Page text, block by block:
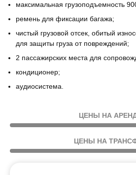
максимальная грузоподъемность
ремень для фиксации багажа;
чистый грузовой отсек, обитый
для защиты груза от повреждений;
2 пассажирских места для
кондиционер;
аудиосистема.
ЦЕНЫ НА
ЦЕНЫ НА